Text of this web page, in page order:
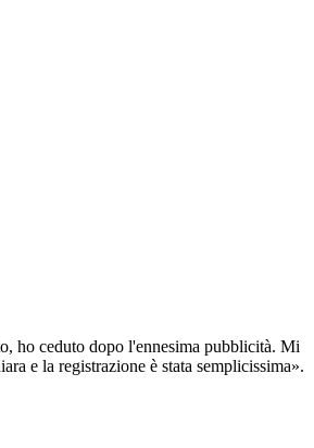
ho ceduto dopo l'ennesima pubblicità. Mi
e la registrazione è stata semplicissima».